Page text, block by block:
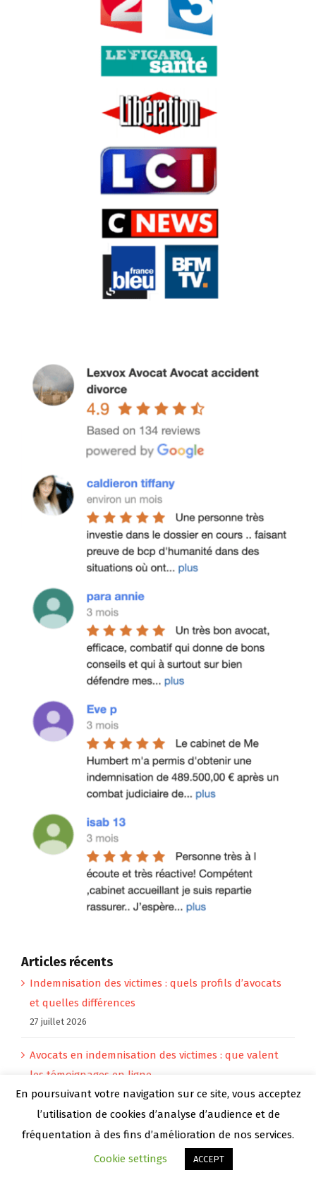
23 juillet 2026
Indemnisation des
profils d’avocats et
quelles différences
Articles récents
Indemnisation des victimes : quels profils d’avocats
et quelles différences
27 juillet 2026
Avocats en indemnisation des victimes : que valent
26 juillet 2026
À quel tarif s’attendre pour une consultation en
dommages corporels
En poursuivant votre navigation sur ce site, vous acceptez
l’utilisation de cookies d’analyse d’audience et de
fréquentation à des fins d’amélioration de nos services.
Cookie settings
ACCEPT